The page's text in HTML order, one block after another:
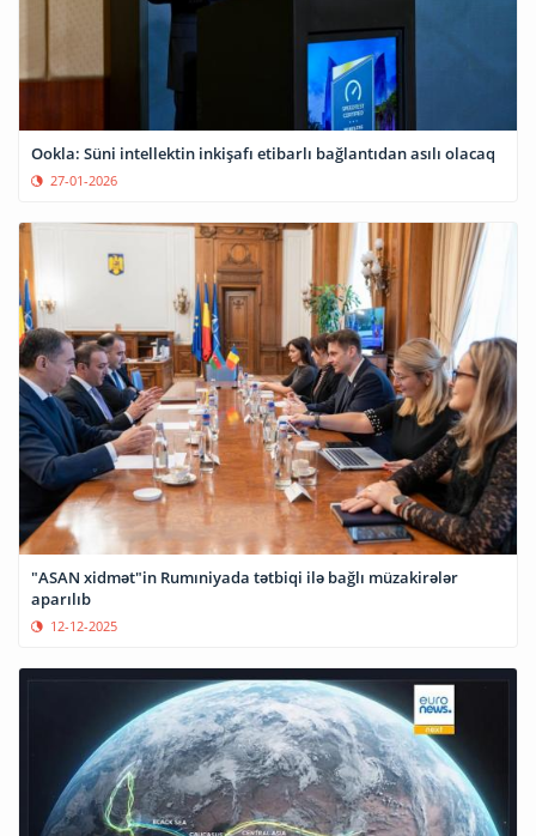
Ookla: Süni intellektin inkişafı etibarlı bağlantıdan asılı olacaq
27-01-2026
"ASAN xidmət"in Rumıniyada tətbiqi ilə bağlı müzakirələr
aparılıb
12-12-2025